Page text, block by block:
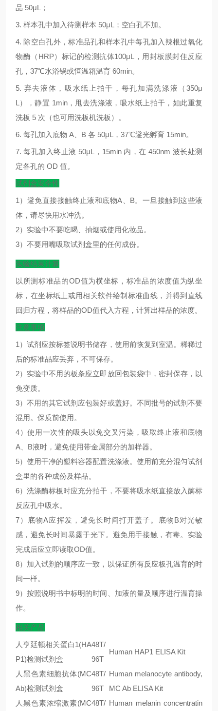
品 50μL ；
3. 样本孔中加入待测样本 50μL ；空白孔不加。
4. 除空白孔外，标准品孔和样本孔中每孔加入辣根过氧化
物酶（ HRP）标记的检测抗体100μL
，用封板膜封住反应
孔， 37℃水浴锅或恒温箱温育 60min。
5. 弃去液体，吸水纸上拍干，每孔加满洗涤液（350μ
L ），静置 1min，甩去洗涤液，吸水纸上拍干，如此重复
洗板 5 次（也可用洗板机洗板）。
6. 每孔加入底物 A B 各 50μL ， 37℃避光孵育 15min。
7.每孔加入终止液 50μL ， 15min 内，在 450nm 波长处测
定各孔的 OD 值。
试剂盒安全性
1）避免直接接触终止液和底物A、B。一旦接触到这些液
体，请尽快用水冲洗。
2）实验中不要吃喝、抽烟或使用化妆品。
3）不要用嘴吸取试剂盒里的任何成份。
实验结果计算
以所测标准品的OD值为横坐标，标准品的浓度值为纵坐
标，在坐标纸上或用相关软件绘制标准曲线，并得到直线
回归方程，将样品的OD值代入方程，计算出样品的浓度。
注意事项
1）试剂应按标签说明书储存，使用前恢复到室温。稀稀过
后的标准品应丢弃，不可保存。
2）实验中不用的板条应立即放回包装袋中，密封保存，以
免变质。
3）不用的其它试剂应包装好或盖好。不同批号的试剂不要
混用。保质前使用。
4）使用一次性的吸头以免交叉污染，吸取终止液和底物
A、B液时，避免使用带金属部分的加样器。
5）使用干净的塑料容器配置洗涤液。使用前充分混匀试剂
盒里的各种成份及样品。
6）洗涤酶标板时应充分拍干，不要将吸水纸直接放入酶标
反应孔中吸水。
7）底物A应挥发，避免长时间打开盖子。底物B对光敏
感，避免长时间暴露于光下。避免用手接触，有毒。实验
完成后应立即读取OD值。
8）加入试剂的顺序应一致，以保证所有反应板孔温育的时
间一样。
9）按照说明书中标明的时间、加液的量及顺序进行温育操
作。
相关产品
人亨廷顿相关蛋白1(HA
P1)检测试剂盒
48T/
96T
Human HAP1 ELISA Kit
人黑色素细胞抗体(MC
Ab)检测试剂盒
48T/
96T
Human melanocyte antibody,
MC Ab ELISA Kit
人黑色素浓缩激素(MC48T/ Human melanin concentratin